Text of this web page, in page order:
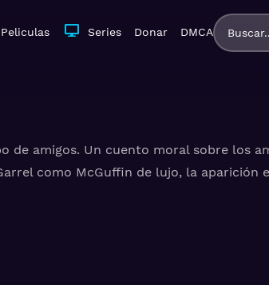
Peliculas Series Donar DMCA
de amigos. Un cuento moral sobre los
como McGuffin de lujo, la aparición